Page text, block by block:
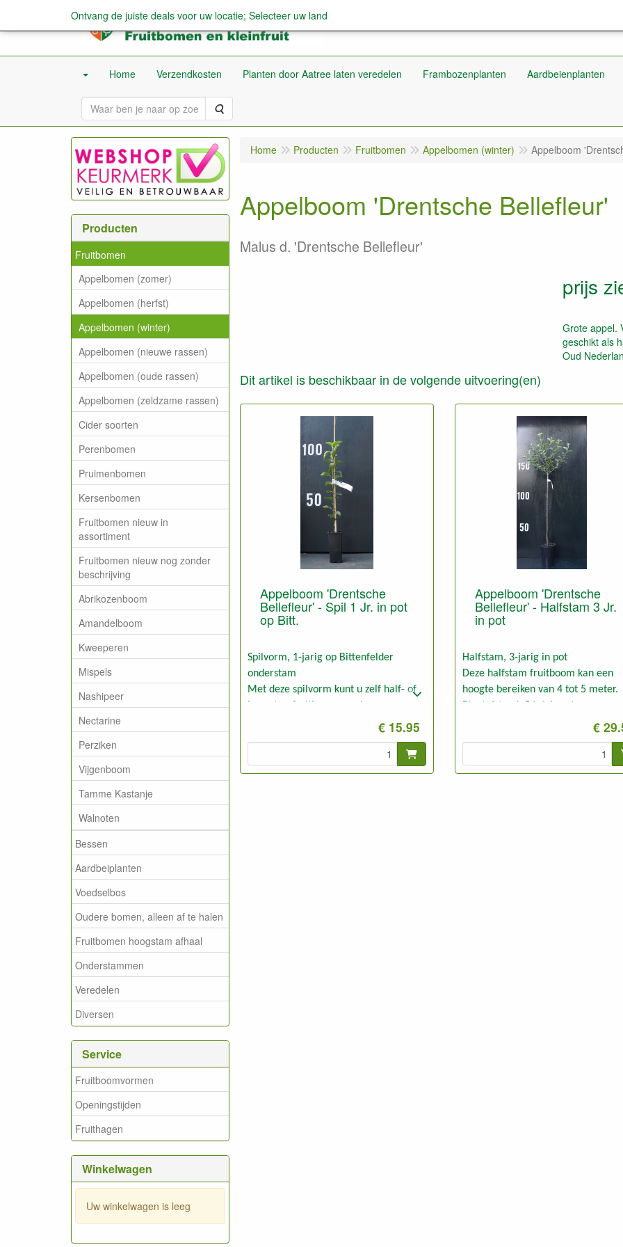
Home Verzendkosten Planten door Aatree laten veredelen Frambozenplanten Aardbeienplanten
Zoeken
Producten
Fruitbomen
Appelbomen (zomer)
Appelbomen (herfst)
Appelbomen (winter)
Appelbomen (nieuwe rassen)
Appelbomen (oude rassen)
Appelbomen (zeldzame rassen)
Cider soorten
Perenbomen
Pruimenbomen
Kersenbomen
Fruitbomen nieuw in
assortiment
Fruitbomen nieuw nog zonder
beschrijving
Abrikozenboom
Amandelboom
Kweeperen
Mispels
Nashipeer
Nectarine
Perziken
Vijgenboom
Tamme Kastanje
Walnoten
Bessen
Aardbeiplanten
Voedselbos
Oudere bomen, alleen af te halen
Fruitbomen hoogstam afhaal
Onderstammen
Veredelen
Diversen
Service
Fruitboomvormen
Openingstijden
Fruithagen
Winkelwagen
Uw winkelwagen is leeg
Home Producten Fruitbomen Appelbomen (winter) Appelboom
Appelboom 'Drentsche Bellefleur'
Malus d. 'Drentsche Bellefleur'
prijs
Grote appel.
geschikt als
Oud
Dit artikel is beschikbaar in de volgende uitvoering(en)
Appelboom 'Drentsche
Bellefleur' - Spil 1 Jr. in pot
op Bitt.
Spilvorm, 1-jarig op Bittenfelder
onderstam
Met deze spilvorm kunt u zelf half- of
Ook geschikt voor het maken van
Deze planten kunt u ook gebruiken voor
€ 15.95
Appelboom 'Drentsche
Bellefleur' - Halfstam 3 Jr.
in pot
Halfstam, 3-jarig in pot
Deze halfstam fruitboom kan een
hoogte bereiken van 4 tot 5 meter.
Foto: halfstam 3-jarig, ongesnoeid
€
Ontvang de juiste deals voor uw locatie; Selecteer uw land